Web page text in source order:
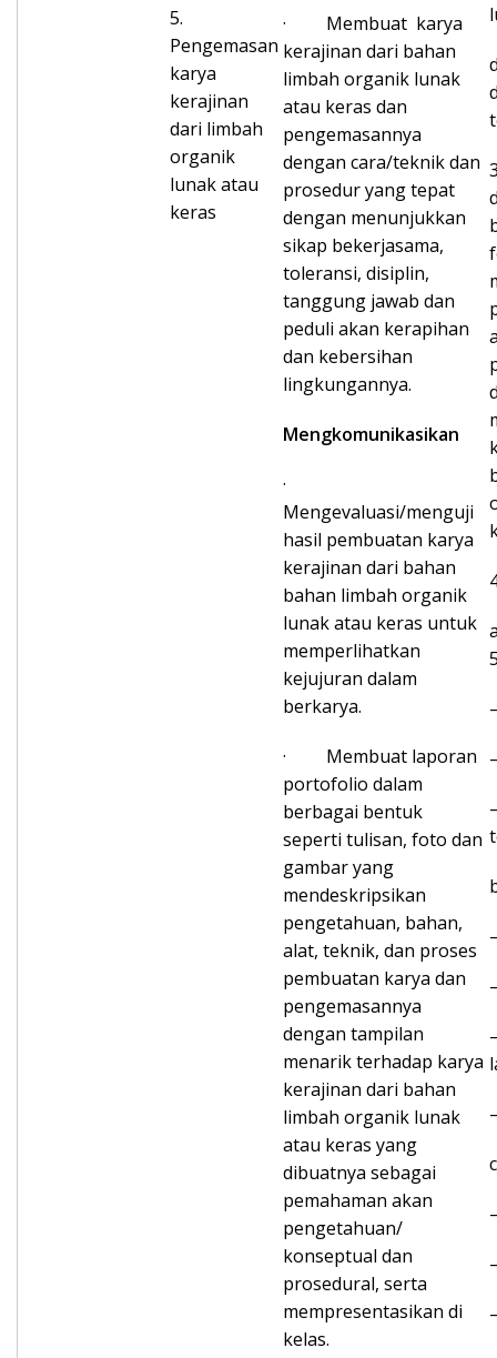
5.
Pengemasan
karya
kerajinan
dari limbah
organik
lunak atau
keras
· Membuat karya
kerajinan dari bahan
limbah organik lunak
atau keras dan
pengemasannya
dengan cara/teknik dan
prosedur yang tepat
dengan menunjukkan
sikap bekerjasama,
toleransi, disiplin,
tanggung jawab dan
peduli akan kerapihan
dan kebersihan
lingkungannya.
Mengkomunikasikan
·
Mengevaluasi/menguji
hasil pembuatan karya
kerajinan dari bahan
bahan limbah organik
lunak atau keras untuk
memperlihatkan
kejujuran dalam
berkarya.
· Membuat laporan
portofolio dalam
berbagai bentuk
seperti tulisan, foto dan
gambar yang
mendeskripsikan
pengetahuan, bahan,
alat, teknik, dan proses
pembuatan karya dan
pengemasannya
dengan tampilan
menarik terhadap karya
kerajinan dari bahan
limbah organik lunak
atau keras yang
dibuatnya sebagai
pemahaman akan
pengetahuan/
konseptual dan
prosedural, serta
mempresentasikan di
kelas.